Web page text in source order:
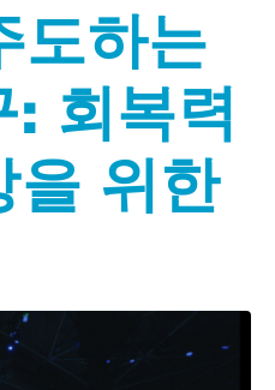
도하는
: 회복력
을 위한